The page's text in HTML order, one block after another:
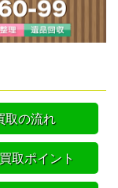
取の流れ
取ポイント